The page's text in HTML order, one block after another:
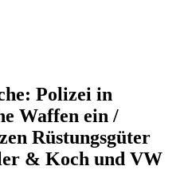
Polizei in
Waffen ein /
Rüstungsgüter
& Koch und VW